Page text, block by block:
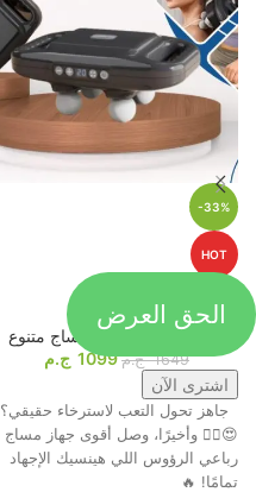
-33%
HOT
أجهزة المساج اجهزة مساج متنوع
1649 ج.م 1099 ج.م
اشترى الآن
جاهز تحول التعب لاسترخاء حقيقي؟
😍💆‍♂️ وأخيرًا، وصل أقوى جهاز مساج
رباعي الرؤوس اللي هينسيك الإجهاد
تمامًا! 🔥
الحق العرض